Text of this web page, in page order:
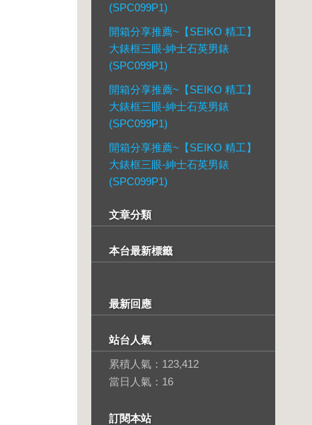
(SPC099P1)
開箱分享推薦~【SEIKO 精工】
大錶框三眼-紳士石英男錶
(SPC099P1)
開箱分享推薦~【SEIKO 精工】
大錶框三眼-紳士石英男錶
(SPC099P1)
開箱分享推薦~【SEIKO 精工】
大錶框三眼-紳士石英男錶
(SPC099P1)
文章分類
本台最新標籤
最新回應
站台人氣
累積人氣： 123,412
當日人氣： 16
訂閱本站